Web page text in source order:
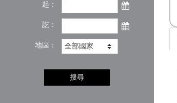
起：
訖：
地區：
搜尋